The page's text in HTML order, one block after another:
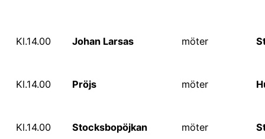
Kl.14.00 Johan Larsas möter
Kl.14.00 Pröjs möter
Kl.14.00 Stocksbopöjkan möter